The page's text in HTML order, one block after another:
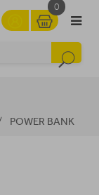
0
POWER BANK